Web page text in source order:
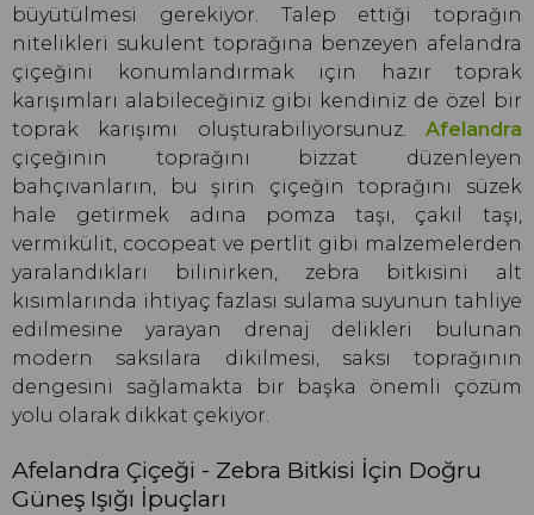
büyütülmesi gerekiyor. Talep ettiği toprağın
nitelikleri sukulent toprağına benzeyen afelandra
çiçeğini konumlandırmak için hazır toprak
karışımları alabileceğiniz gibi kendiniz de özel bir
toprak karışımı oluşturabiliyorsunuz. Afelandra
çiçeğinin toprağını bizzat düzenleyen
bahçıvanların, bu şirin çiçeğin toprağını süzek
hale getirmek adına pomza taşı, çakıl taşı,
vermikülit, cocopeat ve pertlit gibi malzemelerden
yaralandıkları bilinirken, zebra bitkisini alt
kısımlarında ihtiyaç fazlası sulama suyunun tahliye
edilmesine yarayan drenaj delikleri bulunan
modern saksılara dikilmesi, saksı toprağının
dengesini sağlamakta bir başka önemli çözüm
yolu olarak dikkat çekiyor.
Afelandra Çiçeği - Zebra Bitkisi İçin Doğru
Güneş Işığı İpuçları